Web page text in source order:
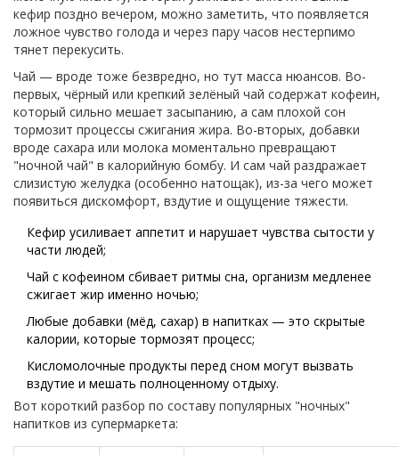
кефир поздно вечером, можно заметить, что появляется
ложное чувство голода и через пару часов нестерпимо
тянет перекусить.
Чай — вроде тоже безвредно, но тут масса нюансов. Во-
первых, чёрный или крепкий зелёный чай содержат кофеин,
который сильно мешает засыпанию, а сам плохой сон
тормозит процессы сжигания жира. Во-вторых, добавки
вроде сахара или молока моментально превращают
"ночной чай" в калорийную бомбу. И сам чай раздражает
слизистую желудка (особенно натощак), из-за чего может
появиться дискомфорт, вздутие и ощущение тяжести.
Кефир усиливает аппетит и нарушает чувства сытости у
части людей;
Чай с кофеином сбивает ритмы сна, организм медленее
сжигает жир именно ночью;
Любые добавки (мёд, сахар) в напитках — это скрытые
калории, которые тормозят процесс;
Кисломолочные продукты перед сном могут вызвать
вздутие и мешать полноценному отдыху.
Вот короткий разбор по составу популярных "ночных"
напитков из супермаркета: